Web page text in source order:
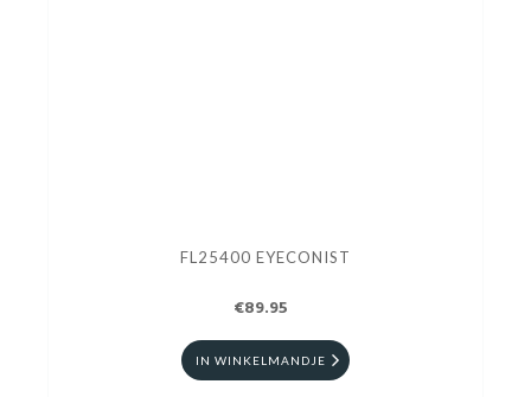
FL25400 EYECONIST
€89.95
IN WINKELMANDJE